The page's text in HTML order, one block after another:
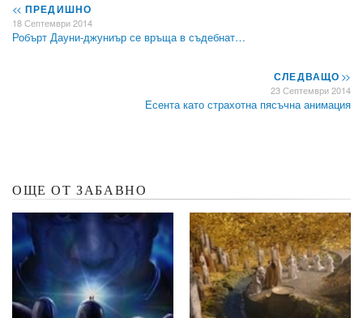
<< ПРЕДИШНО
18 Септември 2014
Робърт Дауни-джуниър се връща в съдебнат…
СЛЕДВАЩО>>
23 Септември 2014
Есента като страхотна пясъчна анимация
ОЩЕ ОТ ЗАБАВНО